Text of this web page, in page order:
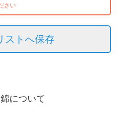
さい
ストへ保存
について